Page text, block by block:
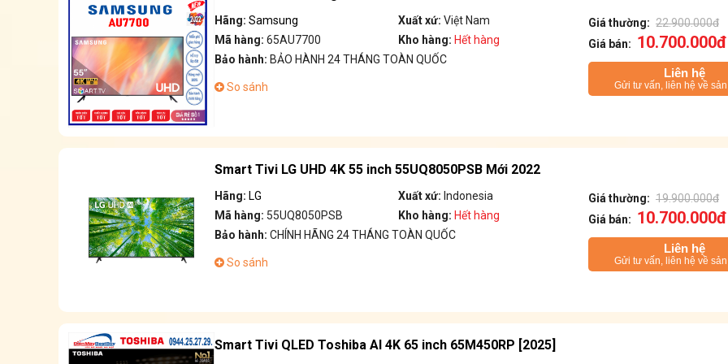
Hãng: Samsung Xuất xứ: Việt Nam
Mã hàng: 65AU7700 Kho hàng: Hết hàng
Bảo hành: BẢO HÀNH 24 THÁNG TOÀN QUỐC
So sánh
Giá thường: 22.900.000đ
Giá bán: 10.700.000đ
Liên hệ
Gửi tư vấn, liên hệ về
Smart Tivi LG UHD 4K 55 inch 55UQ8050PSB Mới 2022
Hãng: LG Xuất xứ: Indonesia
Mã hàng: 55UQ8050PSB Kho hàng: Hết hàng
Bảo hành: CHÍNH HÃNG 24 THÁNG TOÀN QUỐC
So sánh
Giá thường: 19.900.000đ
Giá bán: 10.700.000đ
Liên hệ
Gửi tư vấn, liên hệ về
Smart Tivi QLED Toshiba AI 4K 65 inch 65M450RP [2025]